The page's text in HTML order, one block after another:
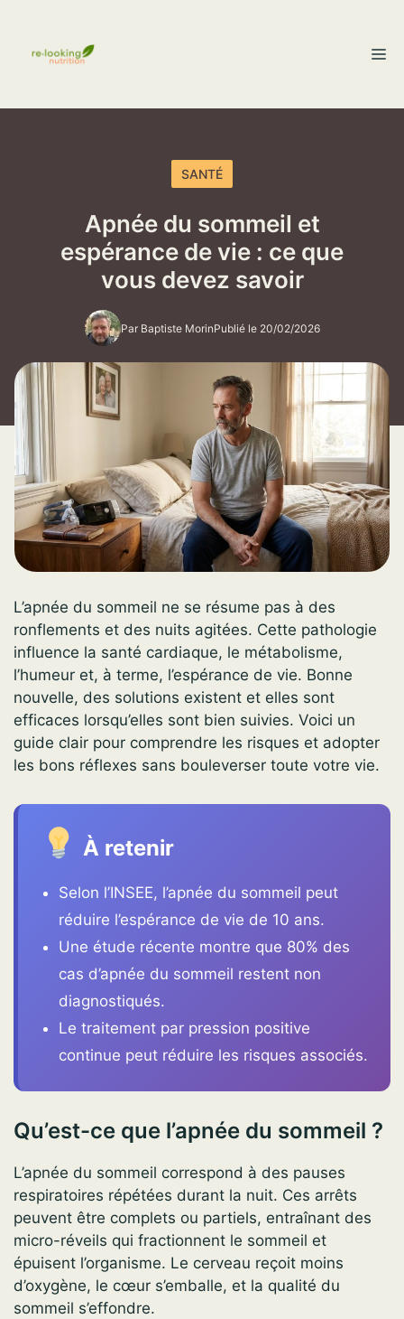
contenu
SANTÉ
Apnée du sommeil et
espérance de vie : ce que
vous devez savoir
Par Baptiste MorinPublié le 20/02/2026
L’apnée du sommeil ne se résume pas à des
ronflements et des nuits agitées. Cette pathologie
influence la santé cardiaque, le métabolisme,
l’humeur et, à terme, l’espérance de vie. Bonne
nouvelle, des solutions existent et elles sont
efficaces lorsqu’elles sont bien suivies. Voici un
guide clair pour comprendre les risques et adopter
les bons réflexes sans bouleverser toute votre vie.
À retenir
Selon l’INSEE, l’apnée du sommeil peut
réduire l’espérance de vie de 10 ans.
Une étude récente montre que 80% des
cas d’apnée du sommeil restent non
diagnostiqués.
Le traitement par pression positive
continue peut réduire les risques associés.
Qu’est-ce que l’apnée du sommeil ?
L’apnée du sommeil correspond à des pauses
respiratoires répétées durant la nuit. Ces arrêts
peuvent être complets ou partiels, entraînant des
micro-réveils qui fractionnent le sommeil et
épuisent l’organisme. Le cerveau reçoit moins
d’oxygène, le cœur s’emballe, et la qualité du
sommeil s’effondre.